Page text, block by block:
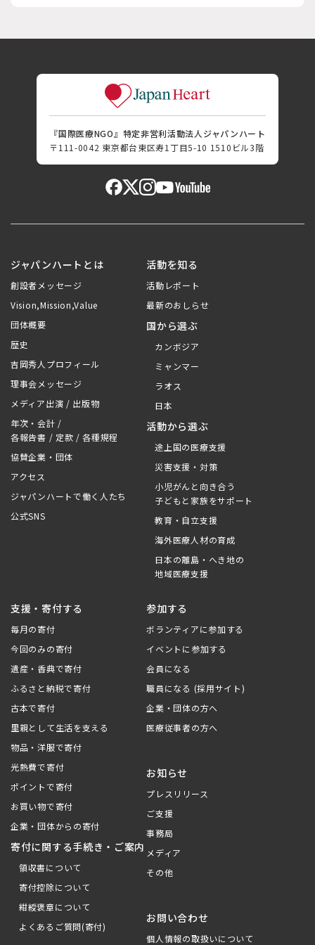
『国際医療NGO』特定非営利活動法人ジャパンハート
〒111-0042 東京都台東区寿1丁目5-10 1510ビル3階
ジャパンハートとは
創設者メッセージ
Vision,Mission,Value
団体概要
歴史
吉岡秀人プロフィール
理事会メッセージ
メディア出演 / 出版物
年次・会計 /
各報告書 / 定款 / 各種規程
協賛企業・団体
アクセス
ジャパンハートで働く人たち
公式SNS
活動を知る
活動レポート
最新のおしらせ
国から選ぶ
カンボジア
ミャンマー
ラオス
日本
活動から選ぶ
途上国の医療支援
災害支援・対策
小児がんと向き合う
子どもと家族をサポート
教育・自立支援
海外医療人材の育成
日本の離島・へき地の
地域医療支援
支援・寄付する
毎月の寄付
今回のみの寄付
遺産・香典で寄付
ふるさと納税で寄付
古本で寄付
里親として生活を支える
物品・洋服で寄付
光熱費で寄付
ポイントで寄付
お買い物で寄付
企業・団体からの寄付
寄付に関する手続き・ご案内
領収書について
寄付控除について
紺綬褒章について
よくあるご質問(寄付)
参加する
ボランティアに参加する
イベントに参加する
会員になる
職員になる (採用サイト)
企業・団体の方へ
医療従事者の方へ
お知らせ
プレスリリース
ご支援
事務局
メディア
その他
お問い合わせ
個人情報の取扱いについて